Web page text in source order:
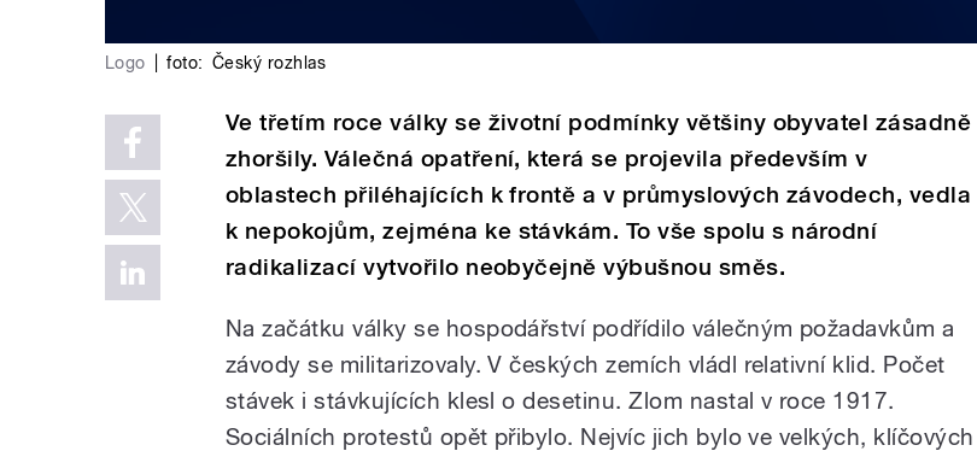
Logo foto: Český rozhlas
Ve třetím roce války se životní podmínky většiny obyvatel zásadně
zhoršily. Válečná opatření, která se projevila především v
oblastech přiléhajících k frontě a v průmyslových závodech, vedla
k nepokojům, zejména ke stávkám. To vše spolu s národní
radikalizací vytvořilo neobyčejně výbušnou směs.
Na začátku války se hospodářství podřídilo válečným požadavkům a
závody se militarizovaly. V českých zemích vládl relativní klid. Počet
stávek i stávkujících klesl o desetinu. Zlom nastal v roce 1917.
Sociálních protestů opět přibylo. Nejvíc jich bylo ve velkých, klíčových